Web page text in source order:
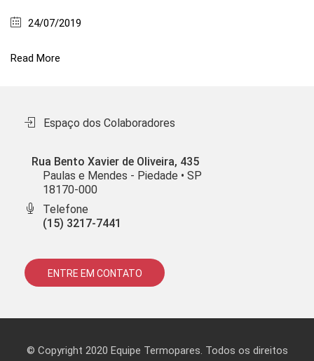
24/07/2019
Read More
Espaço dos Colaboradores
Rua Bento Xavier de Oliveira, 435
Paulas e Mendes - Piedade • SP
18170-000
Telefone
(15) 3217-7441
ENTRE EM CONTATO
© Copyright 2020 Equipe Termopares. Todos os direitos